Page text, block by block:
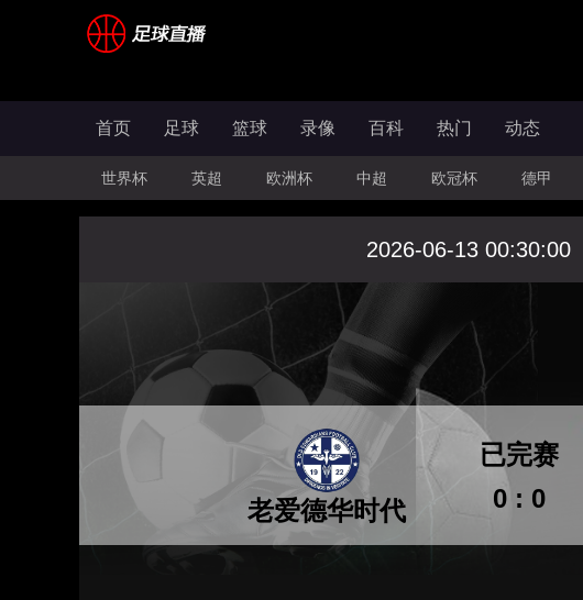
首页 足球 篮球 录像 百科 热门 动态
世界杯 英超 欧洲杯 中超 欧冠杯 德甲
2026-06-13 00:30:00
老爱德华时代 0 : 0
已完赛